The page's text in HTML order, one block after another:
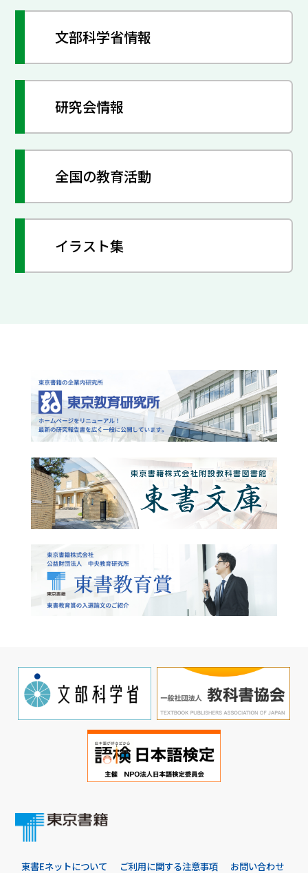
文部科学省情報
研究会情報
全国の教育活動
イラスト集
東書Eネットについて ご利用に関する注意事項 お問い合わせ